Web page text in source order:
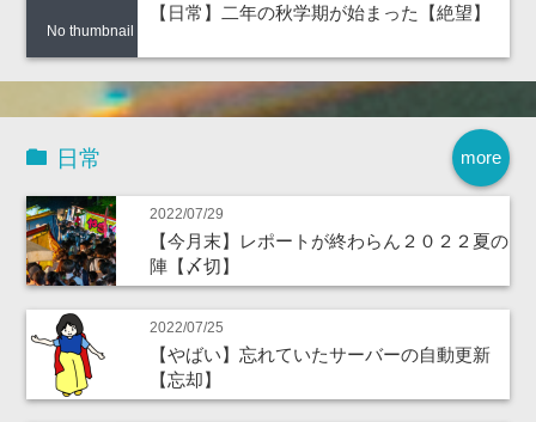
No thumbnail
【日常】二年の秋学期が始まった【絶望】
more
日常
2022/07/29
【今月末】レポートが終わらん２０２２夏の
陣【〆切】
2022/07/25
【やばい】忘れていたサーバーの自動更新
【忘却】